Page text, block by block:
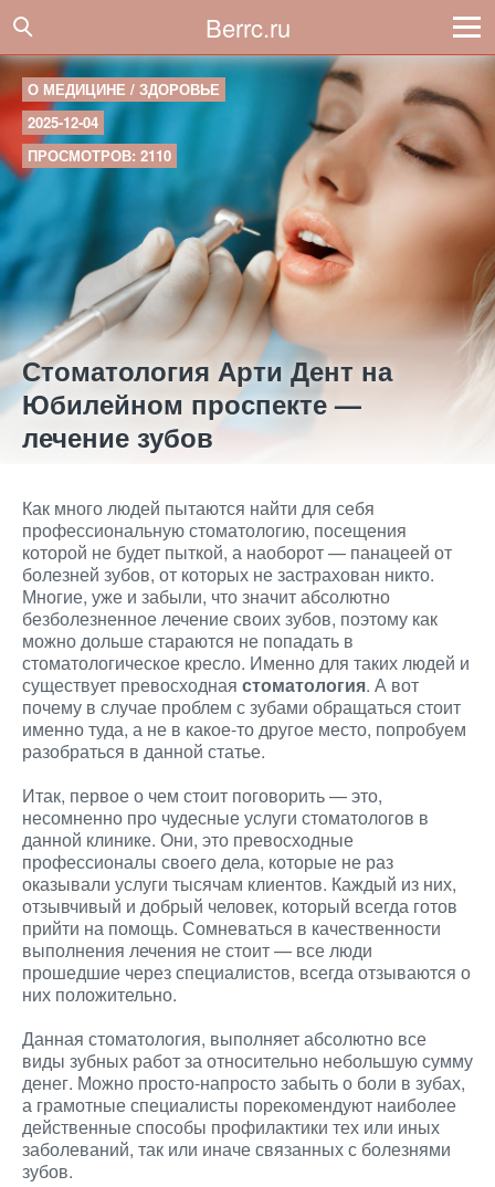
Berrc.ru
О МЕДИЦИНЕ / ЗДОРОВЬЕ
2025-12-04
ПРОСМОТРОВ: 2110
Стоматология Арти Дент на
Юбилейном проспекте —
лечение зубов
Как много людей пытаются найти для себя
профессиональную стоматологию, посещения
которой не будет пыткой, а наоборот — панацеей от
болезней зубов, от которых не застрахован никто.
Многие, уже и забыли, что значит абсолютно
безболезненное лечение своих зубов, поэтому как
можно дольше стараются не попадать в
стоматологическое кресло. Именно для таких людей и
существует превосходная стоматология. А вот
почему в случае проблем с зубами обращаться стоит
именно туда, а не в какое-то другое место, попробуем
разобраться в данной статье.
Итак, первое о чем стоит поговорить — это,
несомненно про чудесные услуги стоматологов в
данной клинике. Они, это превосходные
профессионалы своего дела, которые не раз
оказывали услуги тысячам клиентов. Каждый из них,
отзывчивый и добрый человек, который всегда готов
прийти на помощь. Сомневаться в качественности
выполнения лечения не стоит — все люди
прошедшие через специалистов, всегда отзываются о
них положительно.
Данная стоматология, выполняет абсолютно все
виды зубных работ за относительно небольшую сумму
денег. Можно просто-напросто забыть о боли в зубах,
а грамотные специалисты порекомендуют наиболее
действенные способы профилактики тех или иных
заболеваний, так или иначе связанных с болезнями
зубов.